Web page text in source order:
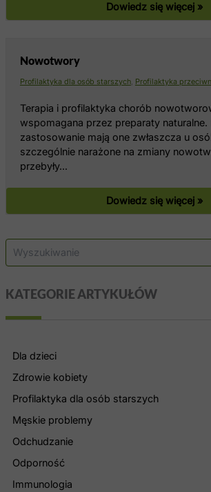
S
a
j
KATEGORIE ARTYKUŁÓW
Dla dzieci
Zdrowie kobiety
Profilaktyka dla osób starszych
Męskie problemy
Odchudzanie
Odporność
Immunologia
Dowiedz się więcej »
Nowotwory
Profilaktyka dla osób starszych, Profilaktyka
Terapia i profilaktyka chorób
wspomagana przez preparaty naturalne.
zastosowanie mają one zwłaszcza u
szczególnie narażone na zmiany
przebyły…
Dowiedz się więcej »